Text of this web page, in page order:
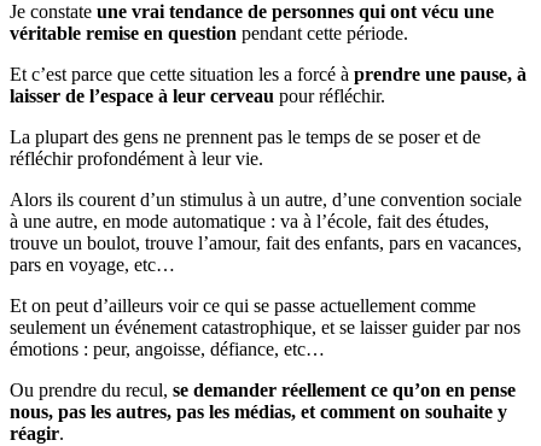
Je constate une vrai tendance de personnes qui ont vécu une
véritable remise en question pendant cette période.
Et c’est parce que cette situation les a forcé à prendre une pause, à
laisser de l’espace à leur cerveau pour réfléchir.
La plupart des gens ne prennent pas le temps de se poser et de
réfléchir profondément à leur vie.
Alors ils courent d’un stimulus à un autre, d’une convention sociale
à une autre, en mode automatique : va à l’école, fait des études,
trouve un boulot, trouve l’amour, fait des enfants, pars en vacances,
pars en voyage, etc…
Et on peut d’ailleurs voir ce qui se passe actuellement comme
seulement un événement catastrophique, et se laisser guider par nos
émotions : peur, angoisse, défiance, etc…
Ou prendre du recul, se demander réellement ce qu’on en pense
nous, pas les autres, pas les médias, et comment on souhaite y
réagir.